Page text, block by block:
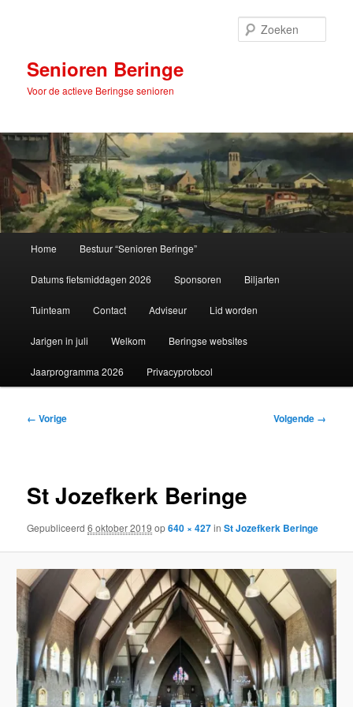
inhoudSenioren Beringe
Voor de actieve Beringse senioren
Home Bestuur “Senioren Beringe”
Datums fietsmiddagen 2026 Sponsoren Biljarten
Tuinteam Contact Adviseur Lid worden
Jarigen in juli Welkom Beringse websites
Jaarprogramma 2026 Privacyprotocol
Afbeeldingsnavigatie
← Vorige Volgende →
St Jozefkerk Beringe
Gepubliceerd6 oktober 2019 op640 × 427inSt Jozefkerk Beringe